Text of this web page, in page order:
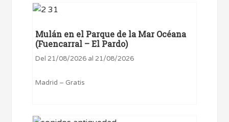
Mulán en el Parque de la Mar Océana
(Fuencarral – El Pardo)
Del 21/08/2026 al 21/08/2026
Madrid – Gratis